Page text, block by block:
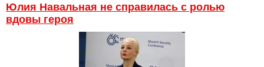
Юлия Навальная не справилась с ролью
вдовы героя